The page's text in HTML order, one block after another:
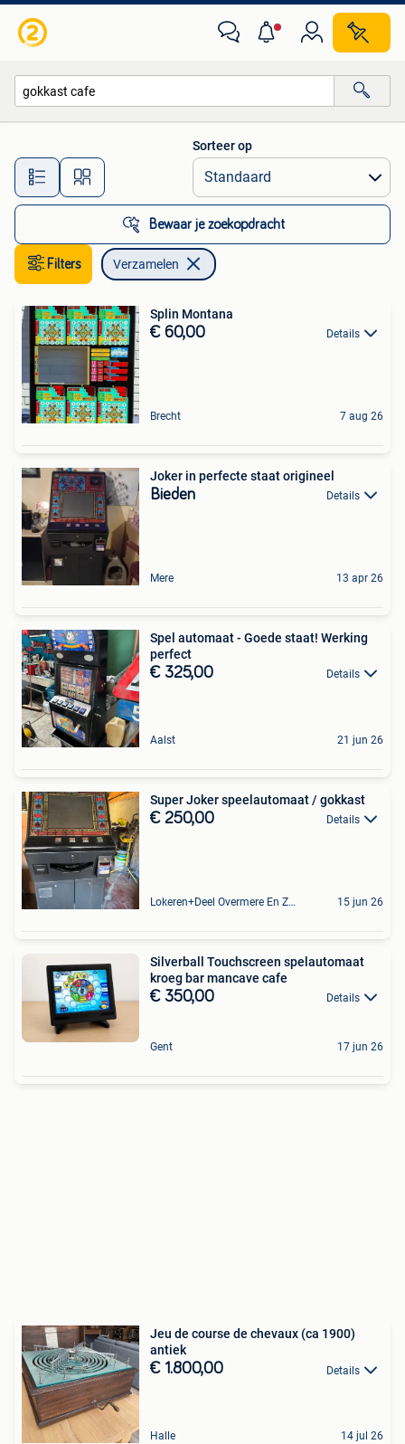
Alle afstanden…
Sorteer op
Bewaar je zoekopdracht
Filters Verzamelen
Splin Montana
€ 60,00 Details
Brecht 7 aug 26
Joker in perfecte staat origineel
Bieden Details
Mere 13 apr 26
Spel automaat - Goede staat! Werking
perfect
€ 325,00 Details
Aalst 21 jun 26
Super Joker speelautomaat / gokkast
€ 250,00 Details
Lokeren+Deel Overmere En Zele 15 jun 26
Silverball Touchscreen spelautomaat
kroeg bar mancave cafe
€ 350,00 Details
Gent 17 jun 26
Jeu de course de chevaux (ca 1900)
antiek
€ 1.800,00 Details
Halle 14 jul 26